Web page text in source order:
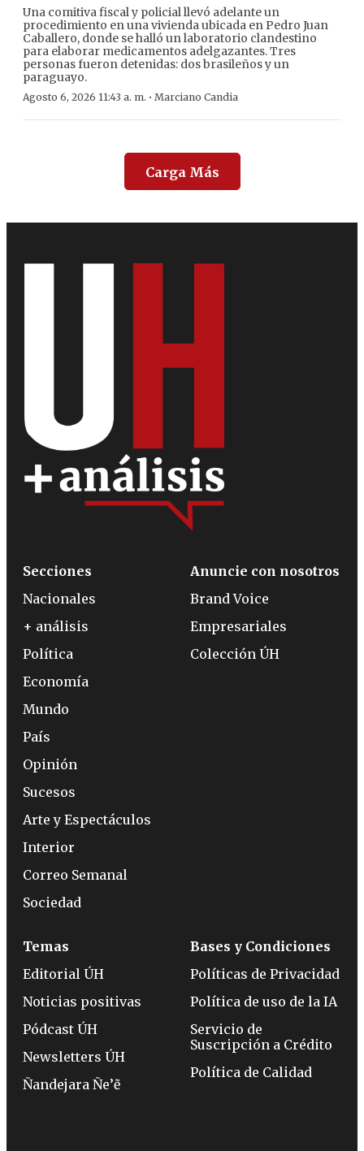
Una comitiva fiscal y policial llevó adelante un
procedimiento en una vivienda ubicada en Pedro Juan
Caballero, donde se halló un laboratorio clandestino
para elaborar medicamentos adelgazantes. Tres
personas fueron detenidas: dos brasileños y un
paraguayo.
Agosto 6, 2026 11:43 a. m. · Marciano Candia
Carga Más
Secciones
Nacionales
+ análisis
Política
Economía
Mundo
País
Opinión
Sucesos
Arte y Espectáculos
Interior
Correo Semanal
Sociedad
Anuncie con nosotros
Brand Voice
Empresariales
Colección ÚH
Temas
Editorial ÚH
Noticias positivas
Pódcast ÚH
Newsletters ÚH
Ñandejara Ñe’ẽ
Bases y Condiciones
Políticas de Privacidad
Política de uso de la IA
Servicio de
Suscripción a Crédito
Política de Calidad